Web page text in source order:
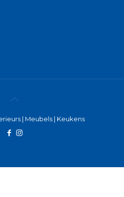
| Meubels | Keukens